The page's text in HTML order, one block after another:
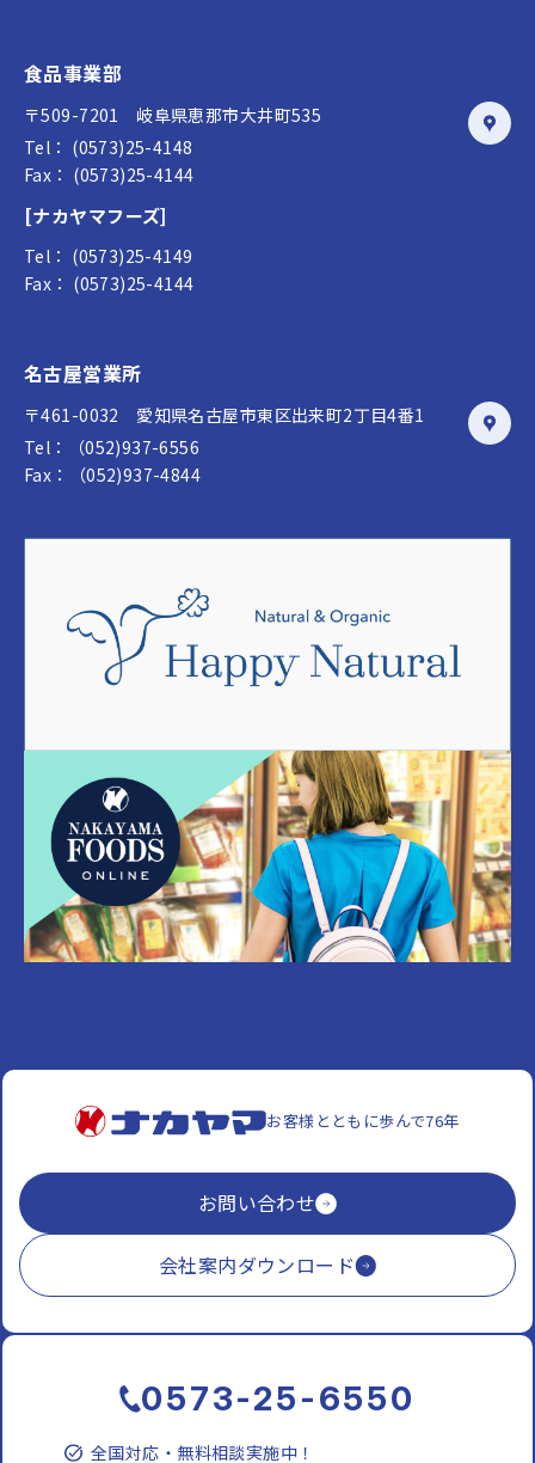
食品事業部
〒509-7201 岐阜県恵那市大井町535
Tel： (0573)25-4148
Fax： (0573)25-4144
[ナカヤマフーズ]
Tel： (0573)25-4149
Fax： (0573)25-4144
名古屋営業所
〒461-0032 愛知県名古屋市東区出来町2丁目4番1
Tel：（052)937-6556
Fax：（052)937-4844
お客様とともに歩んで76年
お問い合わせ
会社案内ダウンロード
0573-25-6550
全国対応・無料相談実施中！